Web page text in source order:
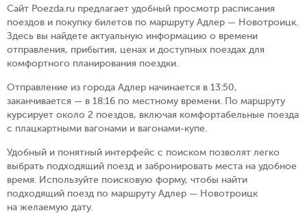
Сайт Poezda.ru предлагает удобный просмотр расписания
поездов и покупку билетов по маршруту Адлер — Новотроицк.
Здесь вы найдете актуальную информацию о времени
отправления, прибытия, ценах и доступных поездах для
комфортного планирования поездки.
Отправление из города Адлер начинается в 13:50,
заканчивается — в 18:16 по местному времени. По маршруту
курсирует около 2 поездов, включая комфортабельные поезда
с плацкартными вагонами и вагонами-купе.
Удобный и понятный интерфейс с поиском позволят легко
выбрать подходящий поезд и забронировать места на удобное
время. Используйте поисковую форму, чтобы найти
подходящий поезд по маршруту Адлер — Новотроицк
на желаемую дату.